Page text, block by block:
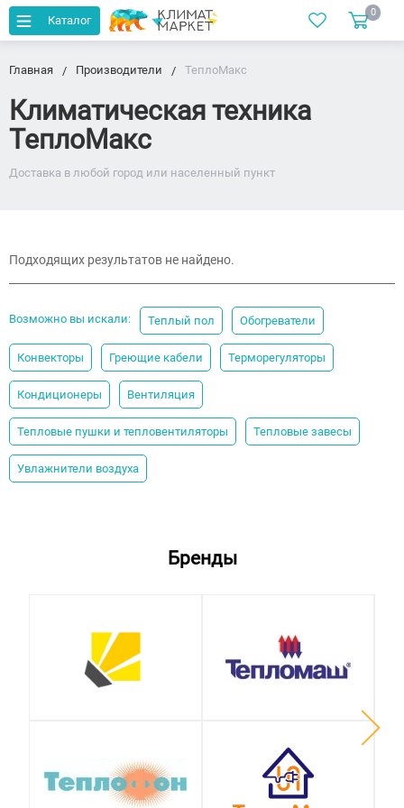
Каталог
0
Главная Производители ТеплоМакс
Климатическая техника
ТеплоМакс
Доставка в любой город или населенный пункт
Подходящих результатов не найдено.
Возможно вы искали: Теплый пол Обогреватели
Конвекторы Греющие кабели Терморегуляторы
Кондиционеры Вентиляция
Тепловые пушки и тепловентиляторы Тепловые завесы
Увлажнители воздуха
Бренды